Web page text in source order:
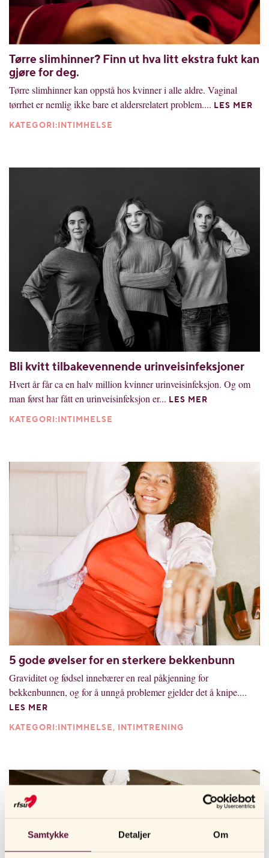
Samtykke Detaljer Om
Tørre slimhinner? Finn ut hva litt ekstra fukt kan
gjøre for deg.
Tørre slimhinner kan oppstå hos kvinner i alle aldre. Vaginal
tørrhet er nemlig ikke bare et aldersrelatert problem....
LES MER
KATEGORI:INTIMHELSE
Bli kvitt tilbakevennende urinveisinfeksjoner
Hvert år får ca en halv million kvinner urinveisinfeksjon. Og om
man først har fått en urinveisinfeksjon er...
LES MER
KATEGORI:INTIMHELSE
5 gode øvelser for en sterkere bekkenbunn
Graviditet og fødsel innebærer en real påkjenning for
bekkenbunnen, og for å unngå problemer gjelder det å knipe....
LES MER
KATEGORI:INTIMHELSE, INTIMTRENING